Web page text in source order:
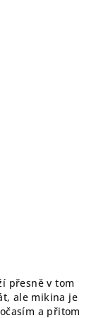
přesně v tom
ale mikina je
a přitom